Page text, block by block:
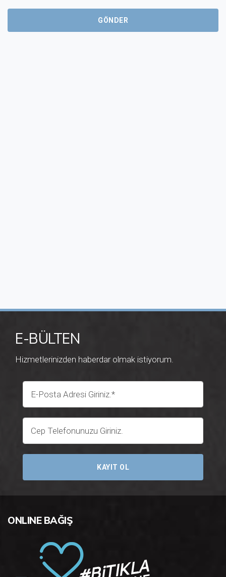
GÖNDER
E-BÜLTEN
Hizmetlerinizden haberdar olmak istiyorum.
KAYIT OL
ONLINE BAĞIŞ